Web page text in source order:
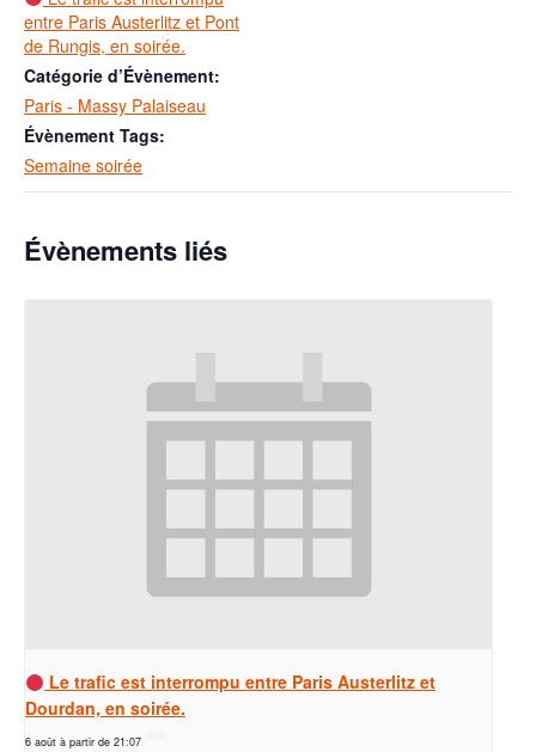
entre Paris Austerlitz et Pont
de Rungis, en soirée.
Catégorie d’Évènement:
Paris - Massy Palaiseau
Évènement Tags:
Semaine soirée
Évènements liés
Le trafic est interrompu entre Paris Austerlitz et
Dourdan, en soirée.
6 août à partir de 21:07